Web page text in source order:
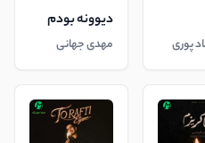
پوری
دیوونه بودم
مهدی جهانی